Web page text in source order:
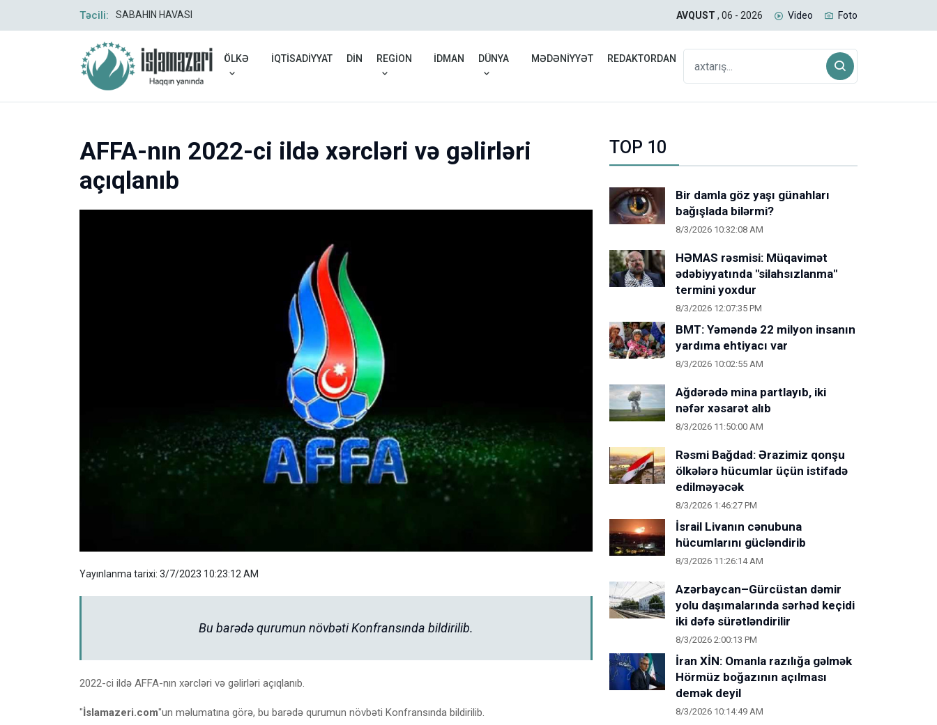
Təcili: SABAHIN HAVASI Azərbaycanın UNESCO yanında daimi nümayəndəsi geri çağırılıb
AVQUST , 06 - 2026 Video Foto
ÖLKƏ İQTİSADİYYAT DİN REGİON İDMAN DÜNYA MƏDƏNİYYƏT REDAKTORDAN
AFFA-nın 2022-ci ildə xərcləri və gəlirləri
açıqlanıb
Yayınlanma tarixi: 3/7/2023 10:23:12 AM
Bu barədə qurumun növbəti Konfransında bildirilib.
2022-ci ildə AFFA-nın xərcləri və gəlirləri açıqlanıb.
"İslamazeri.com"un məlumatına görə, bu barədə qurumun növbəti Konfransında bildirilib.
TOP 10
Bir damla göz yaşı günahları
bağışlada bilərmi?
8/3/2026 10:32:08 AM
HƏMAS rəsmisi: Müqavimət
ədəbiyyatında "silahsızlanma"
termini yoxdur
8/3/2026 12:07:35 PM
BMT: Yəməndə 22 milyon insanın
yardıma ehtiyacı var
8/3/2026 10:02:55 AM
Ağdərədə mina partlayıb, iki
nəfər xəsarət alıb
8/3/2026 11:50:00 AM
Rəsmi Bağdad: Ərazimiz qonşu
ölkələrə hücumlar üçün istifadə
edilməyəcək
8/3/2026 1:46:27 PM
İsrail Livanın cənubuna
hücumlarını gücləndirib
8/3/2026 11:26:14 AM
Azərbaycan–Gürcüstan dəmir
yolu daşımalarında sərhəd keçidi
iki dəfə sürətləndirilir
8/3/2026 2:00:13 PM
İran XİN: Omanla razılığa gəlmək
Hörmüz boğazının açılması
demək deyil
8/3/2026 10:14:49 AM